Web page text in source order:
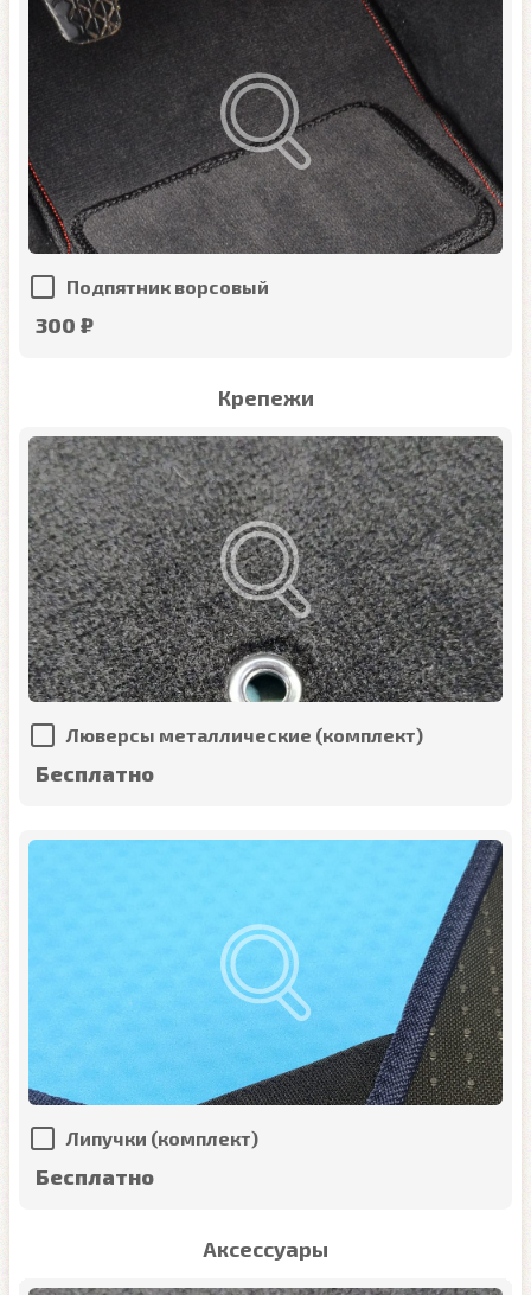
Подпятник ворсовый
300 ₽
Крепежи
Люверсы металлические (комплект)
Бесплатно
Липучки (комплект)
Бесплатно
Аксессуары